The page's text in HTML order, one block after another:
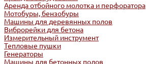
Аренда отбойного молотка и перфоратора
Мотобуры, бензобуры
Машины для деревянных полов
Виброрейки для бетона
Измерительный инструмент
Тепловые пушки
Генераторы
Машины для бетонных полов